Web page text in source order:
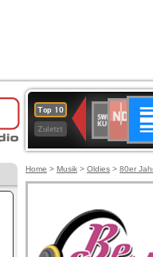
Top 10
Zuletzt
SWR
Kultur
2
Home > Musik > Oldies > 80er